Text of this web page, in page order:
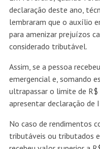
declaração deste ano,
lembraram que o auxílio
para amenizar prejuízos
considerado tributável.
Assim, se a pessoa
emergencial e, somando
ultrapassar o limite de
apresentar declaração de
No caso de rendimentos
tributáveis ou tributados